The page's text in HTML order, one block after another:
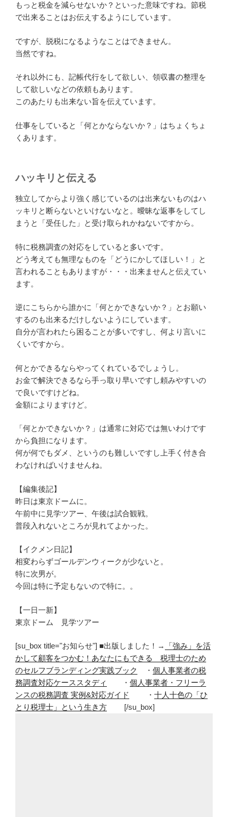
もっと税金を減らせないか？といった意味ですね。節税
で出来ることはお伝えするようにしています。
ですが、脱税になるようなことはできません。
当然ですね。
それ以外にも、記帳代行をして欲しい、領収書の整理を
して欲しいなどの依頼もあります。
このあたりも出来ない旨を伝えています。
仕事をしていると「何とかならないか？」はちょくちょ
くあります。
ハッキリと伝える
独立してからより強く感じているのは出来ないものはハ
ッキリと断らないといけないなと。曖昧な返事をしてし
まうと「受任した」と受け取られかねないですから。
特に税務調査の対応をしていると多いです。
どう考えても無理なものを「どうにかしてほしい！」と
言われることもありますが・・・出来ませんと伝えてい
ます。
逆にこちらから誰かに「何とかできないか？」とお願い
するのも出来るだけしないようにしています。
自分が言われたら困ることが多いですし、何より言いに
くいですから。
何とかできるならやってくれているでしょうし。
お金で解決できるなら手っ取り早いですし頼みやすいの
で良いですけどね。
金額によりますけど。
「何とかできないか？」は通常に対応では無いわけです
から負担になります。
何が何でもダメ、というのも難しいですし上手く付き合
わなければいけませんね。
【編集後記】
昨日は東京ドームに。
午前中に見学ツアー、午後は試合観戦。
普段入れないところが見れてよかった。
【イクメン日記】
相変わらずゴールデンウィークが少ないと。
特に次男が。
今回は特に予定もないので特に。。
【一日一新】
東京ドーム 見学ツアー
[su_box title="お知らせ"] ■出版しました！→
「強み」を活
かして顧客をつかむ！あなたにもできる 税理士のため
のセルフブランディング実践ブック
・ 個人事業者の税
務調査対応ケーススタディ
・ 個人事業者・フリーラ
ンスの税務調査 実例&対応ガイド
・ 十人十色の「ひ
とり税理士」という生き方 [/su_box]